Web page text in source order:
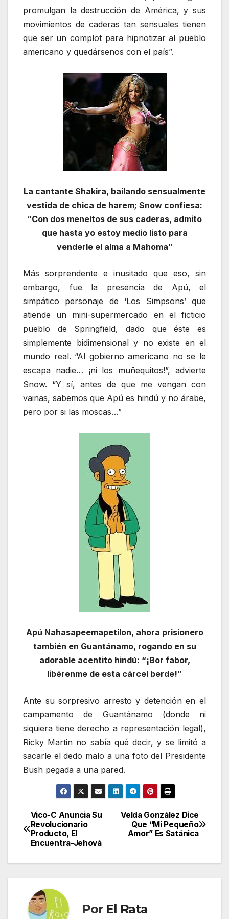
promulgan la destrucción de América, y sus
movimientos de caderas tan sensuales tienen
que ser un complot para hipnotizar al pueblo
americano y quedársenos con el país”.
La cantante Shakira, bailando sensualmente
vestida de chica de harem; Snow confiesa:
“Con dos meneítos de sus caderas, admito
que hasta yo estoy medio listo para
venderle el alma a Mahoma”
Más sorprendente e inusitado que eso, sin
embargo, fue la presencia de Apú, el
simpático personaje de ‘Los Simpsons’ que
atiende un mini-supermercado en el ficticio
pueblo de Springfield, dado que éste es
simplemente bidimensional y no existe en el
mundo real. “Al gobierno americano no se le
escapa nadie… ¡ni los muñequitos!”, advierte
Snow. “Y sí, antes de que me vengan con
vainas, sabemos que Apú es hindú y no árabe,
pero por si las moscas…”
Apú Nahasapeemapetilon, ahora prisionero
también en Guantánamo, rogando en su
adorable acentito hindú: “¡Bor fabor,
libérenme de esta cárcel berde!”
Ante su sorpresivo arresto y detención en el
campamento de Guantánamo (donde ni
siquiera tiene derecho a representación legal),
Ricky Martin no sabía qué decir, y se limitó a
sacarle el dedo malo a una foto del Presidente
Bush pegada a una pared.
Navegación
de
entradas
Velda González Dice
Que “Mi Pequeño
Amor” Es Satánica
Vico-C Anuncia Su
Revolucionario
Producto, El
Encuentra-Jehová
Por El Rata